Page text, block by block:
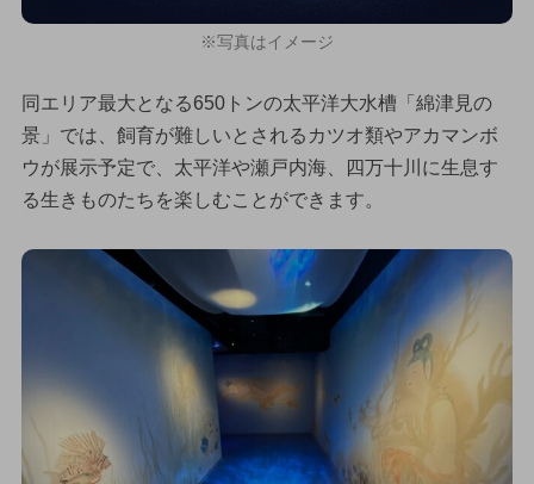
※写真はイメージ
同エリア最大となる650トンの太平洋大水槽「綿津見の
景」では、飼育が難しいとされるカツオ類やアカマンボ
ウが展示予定で、太平洋や瀬戸内海、四万十川に生息す
る生きものたちを楽しむことができます。